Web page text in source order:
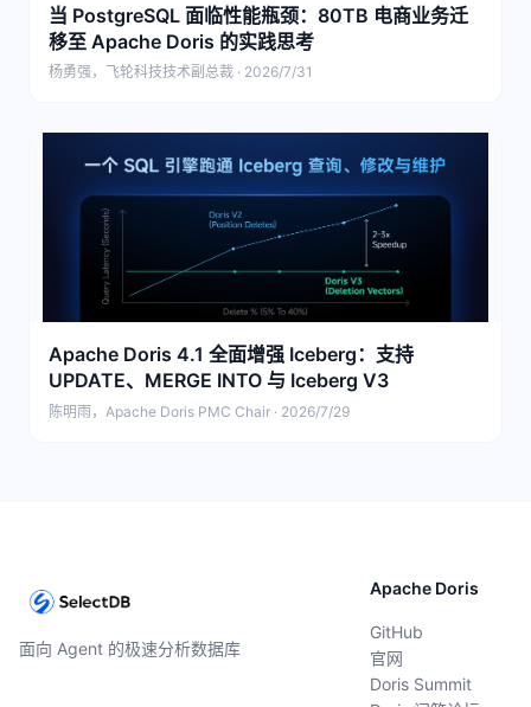
当 PostgreSQL 面临性能瓶颈：80TB 电商业务迁
移至 Apache Doris 的实践思考
杨勇强，飞轮科技技术副总裁 · 2026/7/31
Apache Doris 4.1 全面增强 Iceberg：支持
UPDATE、MERGE INTO 与 Iceberg V3
陈明雨，Apache Doris PMC Chair · 2026/7/29
面向 Agent 的极速分析数据库
Apache Doris
GitHub
官网
Doris Summit